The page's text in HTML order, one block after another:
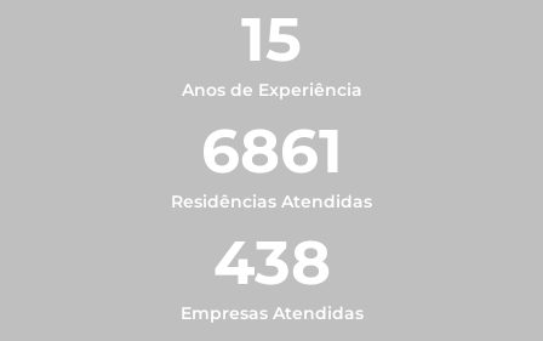
15
Anos de Experiência
6861
Residências Atendidas
438
Empresas Atendidas